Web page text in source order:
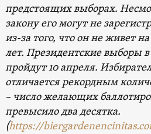
предстоящих выборах.
закону его могут не
из-за того, что он не живет
лет. Президентские выборы
пройдут 10 апреля.
отличается рекордным
– число желающих
превысило два десятка.
(https://